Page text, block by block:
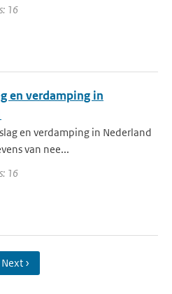
16
en verdamping in
en verdamping in Nederland
van nee...
16
Next ›